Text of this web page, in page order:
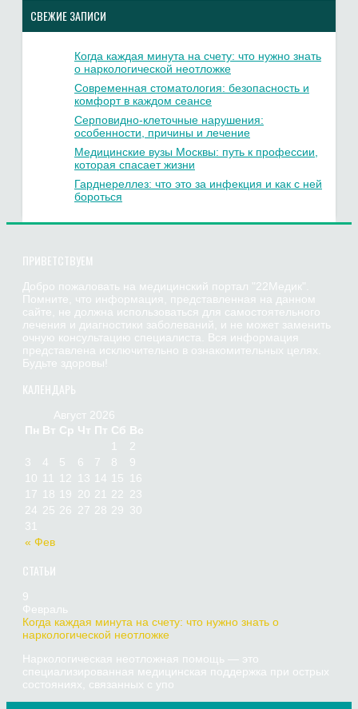
СВЕЖИЕ ЗАПИСИ
Когда каждая минута на счету: что нужно знать
о наркологической неотложке
Современная стоматология: безопасность и
комфорт в каждом сеансе
Серповидно-клеточные нарушения:
особенности, причины и лечение
Медицинские вузы Москвы: путь к профессии,
которая спасает жизни
Гарднереллез: что это за инфекция и как с ней
бороться
ПРИВЕТСТВУЕМ
Добро пожаловать на медицинский портал "22Медик".
Помните, что информация, представленная на данном
сайте, не должна использоваться для самостоятельного
лечения и диагностики заболеваний, и не может заменить
очную консультацию специалиста. Вся информация
представлена исключительно в ознакомительных целях.
Будьте здоровы!
КАЛЕНДАРЬ
Август 2026
Пн Вт Ср Чт Пт Сб Вс
« Фев
2
3
4 5 6 7 8
9
10
12 13 14 15
16
17
18 19 20 21 22 23
24 25 26 27 28 29 30
31
СТАТЬИ
9
Февраль
Когда каждая минута на счету: что нужно знать о
наркологической неотложке
Наркологическая неотложная помощь — это
специализированная медицинская поддержка при острых
состояниях, связанных с упо